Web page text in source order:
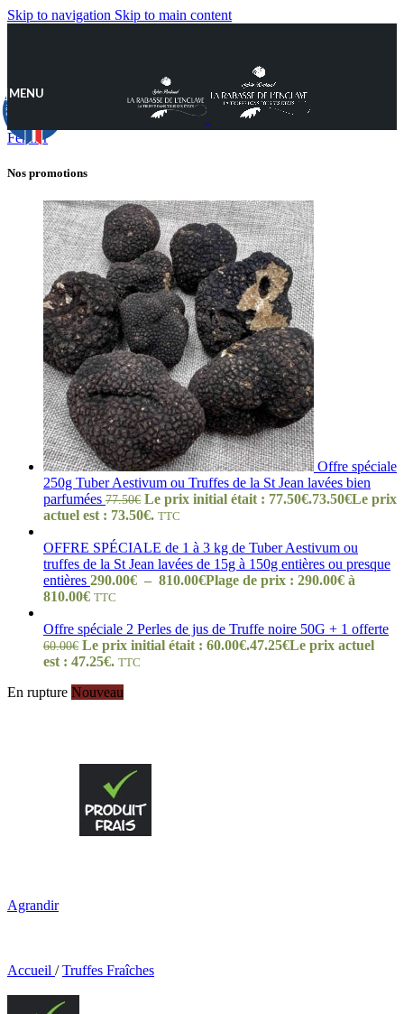
Skip to navigation Skip to main content
MENU
Fermer
Nos promotions
Offre spéciale
250g Tuber Aestivum ou Truffes de la St Jean lavées bien
parfumées 77.50€ Le prix initial était : 77.50€.73.50€Le prix
actuel est : 73.50€. TTC
OFFRE SPÉCIALE de 1 à 3 kg de Tuber Aestivum ou
truffes de la St Jean lavées de 15g à 150g entières ou presque
entières 290.00€ – 810.00€Plage de prix : 290.00€ à
810.00€ TTC
Offre spéciale 2 Perles de jus de Truffe noire 50G + 1 offerte
60.00€ Le prix initial était : 60.00€.47.25€Le prix actuel
est : 47.25€. TTC
En rupture Nouveau
Agrandir
Accueil / Truffes Fraîches